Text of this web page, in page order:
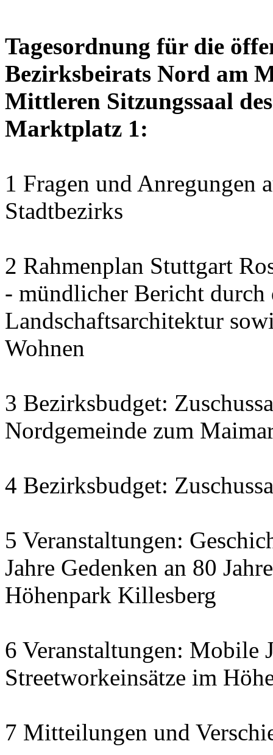
Tagesordnung für die
Bezirksbeirats Nord am
Mittleren Sitzungssaal
Marktplatz 1:
1 Fragen und Anregungen
Stadtbezirks
2 Rahmenplan Stuttgart
- mündlicher Bericht durch
Landschaftsarchitektur
Wohnen
3 Bezirksbudget:
Nordgemeinde zum
4 Bezirksbudget:
5 Veranstaltungen:
Jahre Gedenken an 80
Höhenpark Killesberg
6 Veranstaltungen: Mobile
Streetworkeinsätze im
7 Mitteilungen und